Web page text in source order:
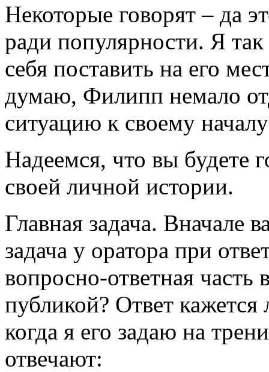
Некоторые говорят – да
ради популярности. Я
себя поставить на его
думаю, Филипп немало
ситуацию к своему
Надеемся, что вы будете
своей личной истории.
Главная задача. Вначале
задача у оратора при
вопросно-ответная
публикой? Ответ
когда я его задаю на
отвечают: